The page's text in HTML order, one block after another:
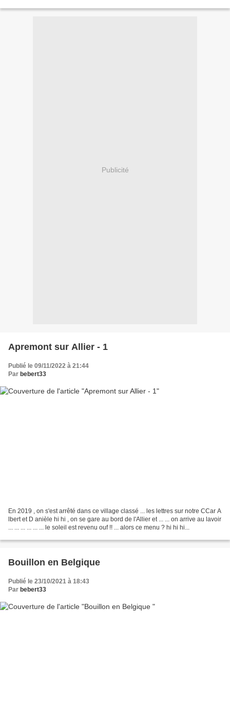
Publicité
Apremont sur Allier - 1
Publié le 09/11/2022 à 21:44
Par bebert33
En 2019 , on s'est arrêté dans ce village classé ... les lettres sur notre CCar A
lbert et D anièle hi hi , on se gare au bord de l'Allier et ... ... on arrive au lavoir
... ... ... ... ... ... le soleil est revenu ouf !! ... alors ce menu ? hi hi hi...
Bouillon en Belgique
Publié le 23/10/2021 à 18:43
Par bebert33